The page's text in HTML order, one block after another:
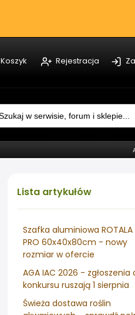
Koszyk Rejestracja
Lista artykułów
Szafka aluminiowa ROTALA
PRO 60x40x80cm - nowy
rozmiar w ofercie
AGA IAC 2026 - zgłoszenia
konkursu ruszają 1 sierpnia
Świeża dostawa roślin